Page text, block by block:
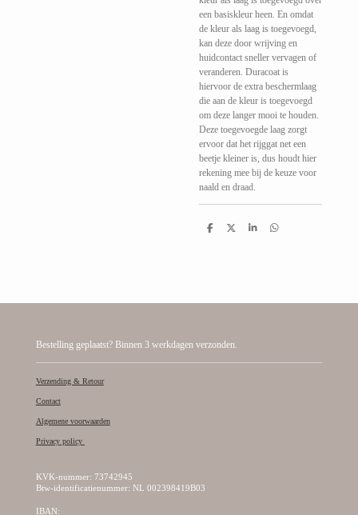
een basiskleur heen. En omdat
de kleur als laag is toegevoegd,
kan deze door wrijving en
huidcontact sneller vervagen of
veranderen. Duracoat is
hiervoor de extra beschermlaag
die aan de kleur is toegevoegd
om deze langer mooi te houden.
Deze toegevoegde laag zorgt
ervoor dat het rijggat net een
beetje kleiner is, dus houdt hier
rekening mee bij de keuze voor
naald en draad.
D
D
S
D
Bestelling geplaatst? Binnen 3 werkdagen verzonden.
Verzending & Retour
Contact
Algemene voorwaarden
Privacy policy
KVK-nummer: 73742945
Btw-identificatienummer: NL 002398419B03
IBAN: